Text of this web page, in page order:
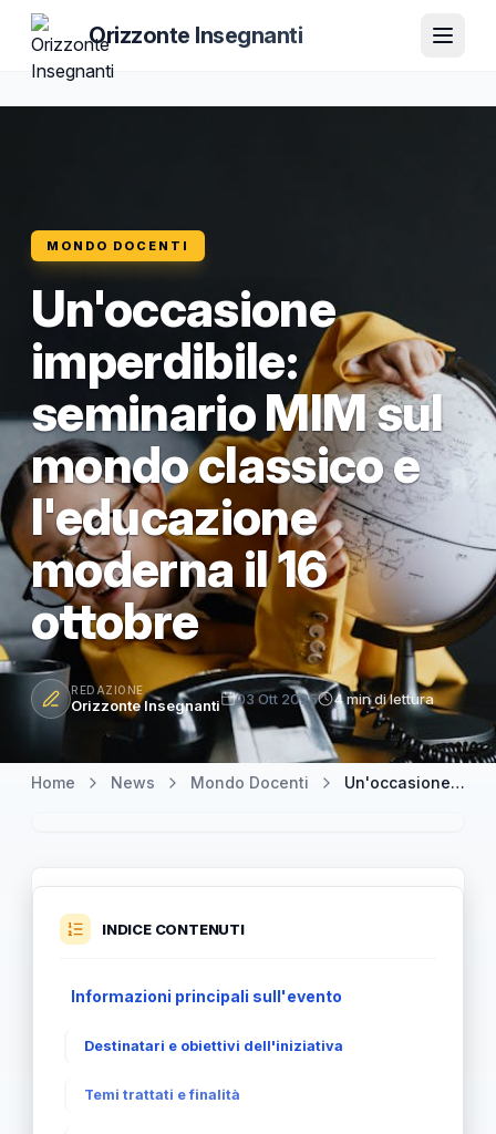
Orizzonte Insegnanti
MONDO DOCENTI
Un'occasione
imperdibile:
seminario MIM sul
mondo classico e
l'educazione
moderna il 16
ottobre
REDAZIONE
Orizzonte Insegnanti 03 Ott 2025 4 min di lettura
Home News Mondo Docenti Un'occasione imperdibile: seminario MIM sul mondo classico e l'educazione moderna il 16 ottobre
INDICE CONTENUTI
Informazioni principali sull'evento
Destinatari e obiettivi dell'iniziativa
Temi trattati e finalità